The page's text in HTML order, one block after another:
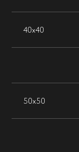
40х40
50х50